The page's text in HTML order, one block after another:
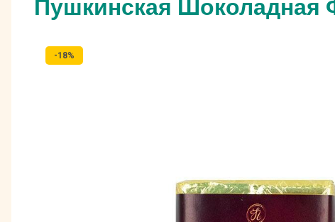
Пушкинская Шоколадная
-18%